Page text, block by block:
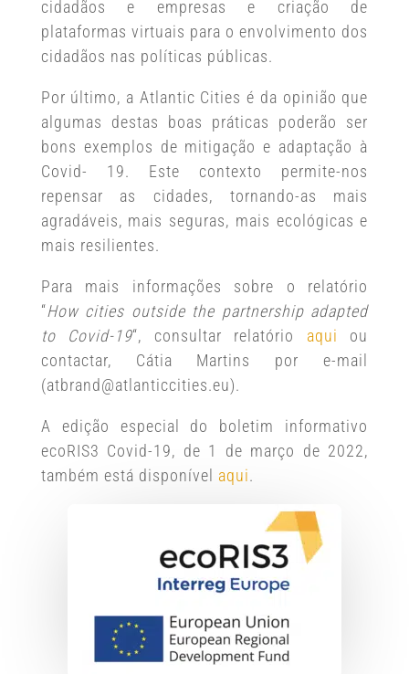
cidadãos e empresas e criação de
plataformas virtuais para o envolvimento dos
cidadãos nas políticas públicas.
Por último, a Atlantic Cities é da opinião que
algumas destas boas práticas poderão ser
bons exemplos de mitigação e adaptação à
Covid- 19. Este contexto permite-nos
repensar as cidades, tornando-as mais
agradáveis, mais seguras, mais ecológicas e
mais resilientes.
Para mais informações sobre o relatório
“How cities outside the partnership adapted
to Covid-19“, consultar relatório aqui ou
contactar, Cátia Martins por e-mail
(atbrand@atlanticcities.eu).
A edição especial do boletim informativo
ecoRIS3 Covid-19, de 1 de março de 2022,
também está disponível aqui.